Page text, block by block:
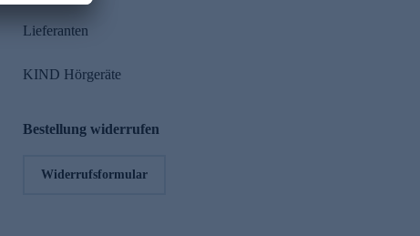
Lieferanten
KIND Hörgeräte
Bestellung widerrufen
Widerrufsformular